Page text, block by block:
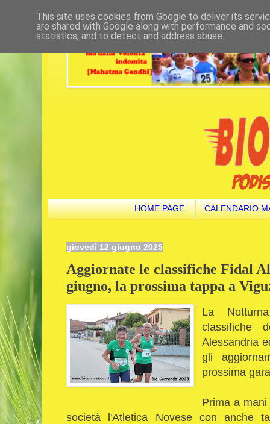
HOME PAGE CALENDARIO
giovedì 12 giugno 2025
Aggiornate le classifiche Fidal
giugno, la prossima tappa a
La
classifiche
Alessandria
gli
prossima
Prima a
società l'Atletica Novese con anche
This site uses cookies from Google to deliver its
are shared with Google along with performance and
statistics, and to detect and address abuse.